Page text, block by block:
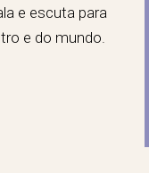
e escuta para
e do mundo.